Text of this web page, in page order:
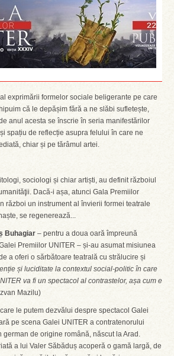
exprimării formelor sociale beligerante pe care
că le depășim fără a ne slăbi sufletește,
anul acesta se înscrie în seria manifestărilor
spațiu de reflecție asupra felului în care ne
chiar și pe tărâmul artei.
sociologi și chiar artiști, au definit războiul
Dacă-i așa, atunci Gala Premiilor
război un instrument al învierii formei teatrale
se regenerează...
Buhagiar – pentru a doua oară împreună
Premiilor UNITER – și-au asumat misiunea
a oferi o sărbătoare teatrală cu strălucire și
și luciditate la contextul social-politic în care
va fi un spectacol al contrastelor, așa cum e
Mazilu)
le putem dezvălui despre spectacol Galei
pe scena Galei UNITER a contratenorului
german de origine română, născut la Arad.
a lui Valer Săbăduș acoperă o gamă largă, de